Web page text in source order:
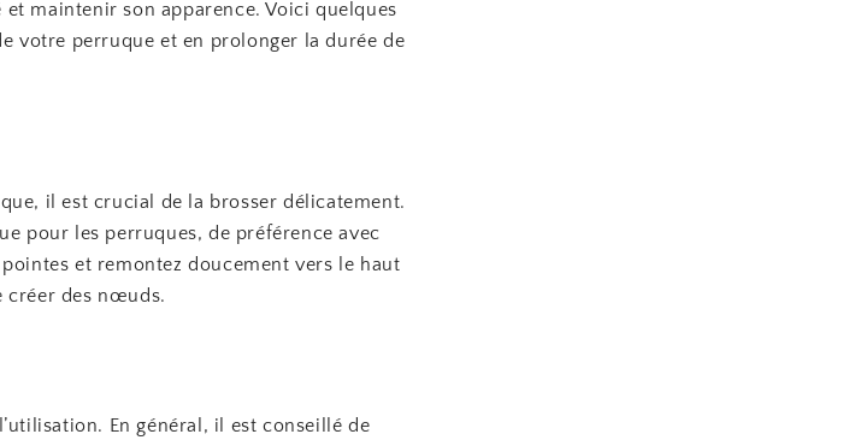
maintenir son apparence. Voici quelques
votre perruque et en prolonger la durée de
il est crucial de la brosser délicatement.
pour les perruques, de préférence avec
et remontez doucement vers le haut
créer des nœuds.
En général, il est conseillé de